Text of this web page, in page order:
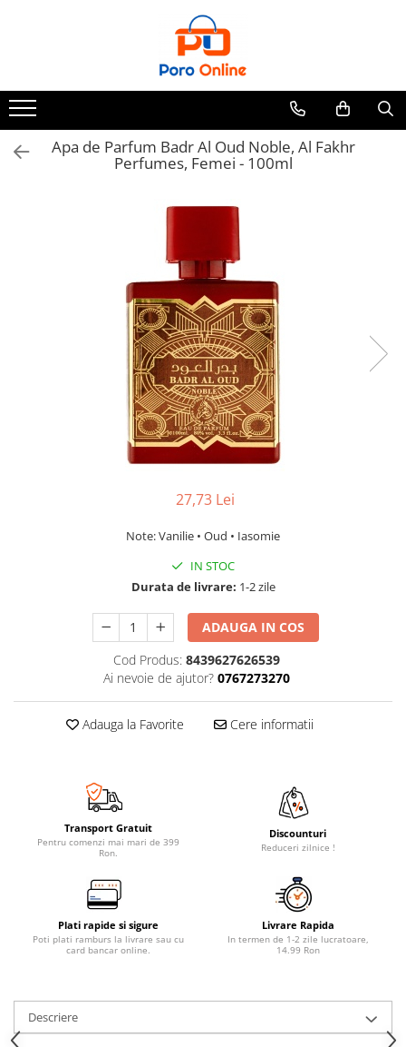
Al Absar
Parfum
Clone
Apa de Parfum Badr Al Oud Noble, Al Fakhr
Perfumes, Femei - 100ml
27,73 Lei
Note: Vanilie • Oud • Iasomie
IN STOC
Durata de livrare: 1-2 zile
ADAUGA IN COS
Cod Produs: 8439627626539
Ai nevoie de ajutor? 0767273270
Adauga la Favorite Cere informatii
Transport Gratuit
Pentru comenzi mai mari de 399
Ron.
Discounturi
Reduceri zilnice !
Plati rapide si sigure
Poti plati ramburs la livrare sau cu
card bancar online.
Livrare Rapida
In termen de 1-2 zile lucratoare,
14.99 Ron
Descriere